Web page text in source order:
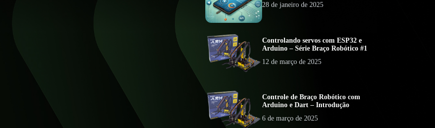
28 de janeiro de 2025
Controlando servos com ESP32 e
Arduino – Série Braço Robótico #1
12 de março de 2025
Controle de Braço Robótico com
Arduino e Dart – Introdução
6 de março de 2025